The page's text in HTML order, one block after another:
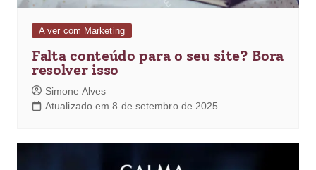
A ver com Marketing
Falta conteúdo para o seu site? Bora
resolver isso
Simone Alves
Atualizado em 8 de setembro de 2025